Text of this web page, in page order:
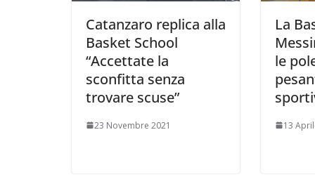
Catanzaro replica alla
Basket School
“Accettate la
sconfitta senza
trovare scuse”
23 Novembre 2021
La
le
13